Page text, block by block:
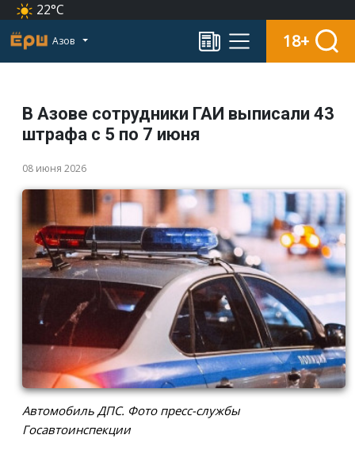
22°C
Азов 18+
В Азове сотрудники ГАИ выписали 43
штрафа с 5 по 7 июня
08 июня 2026
Автомобиль ДПС. Фото пресс-службы
Госавтоинспекции